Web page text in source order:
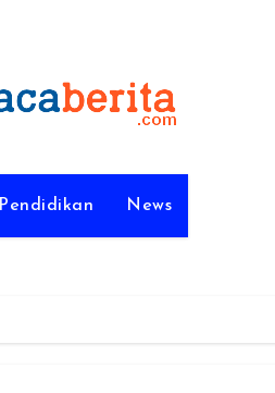
Pendidikan News